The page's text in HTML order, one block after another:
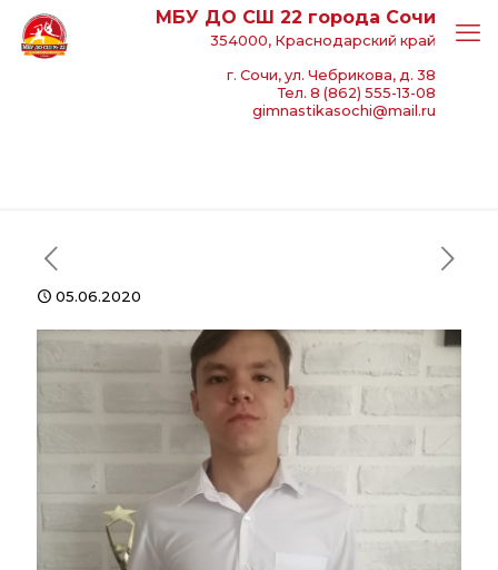
МБУ ДО СШ 22 города Сочи
354000, Краснодарский край
г. Сочи, ул. Чебрикова, д. 38
Тел. 8 (862) 555-13-08
gimnastikasochi@mail.ru
05.06.2020